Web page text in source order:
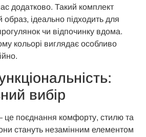
додатково. Такий комплект
ідеально підходить для
чи відпочинку вдома.
кольорі виглядає особливо
вибір
це поєднання комфорту, стилю та
стануть незамінним елементом